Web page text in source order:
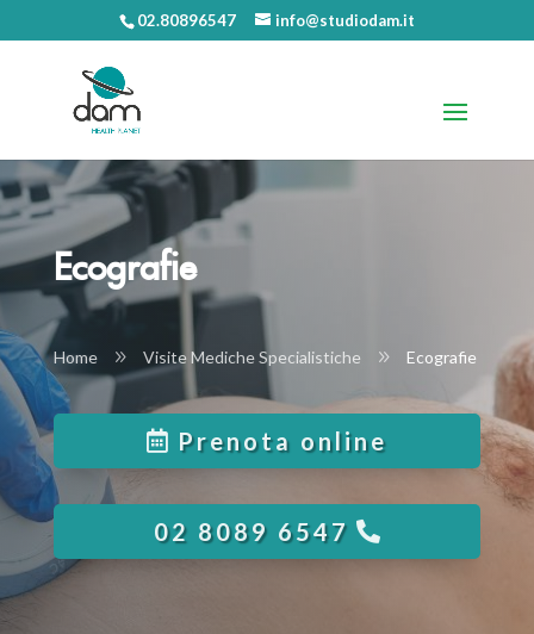
02.80896547 info@studiodam.it
Ecografie
Home 9 Visite Mediche Specialistiche 9 Ecografie
Prenota online
02 8089 6547